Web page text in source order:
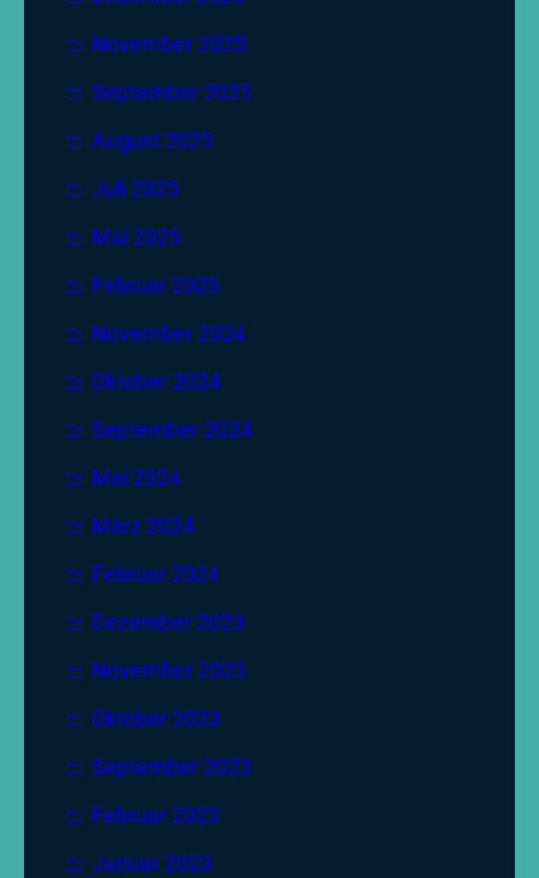
November 2025
September 2025
August 2025
Juli 2025
Mai 2025
Februar 2025
November 2024
Oktober 2024
September 2024
Mai 2024
März 2024
Februar 2024
Dezember 2023
November 2023
Oktober 2023
September 2023
Februar 2023
Januar 2023